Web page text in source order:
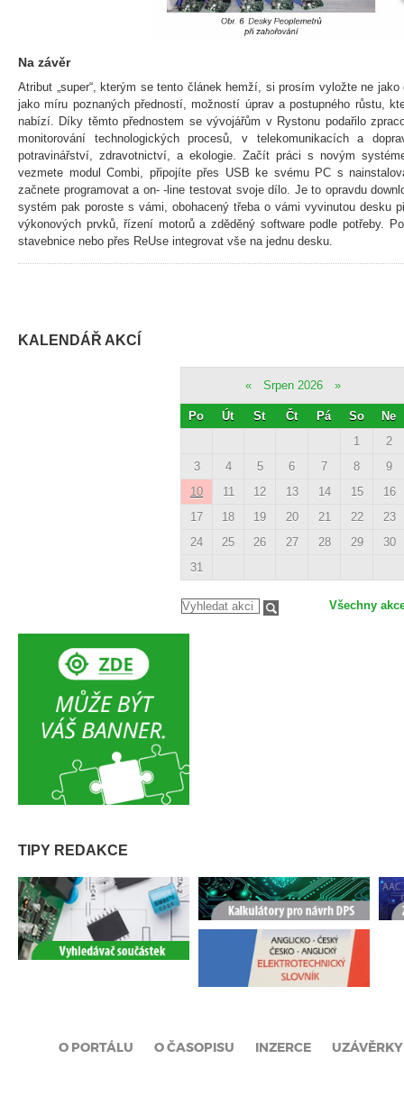
Na závěr
Atribut „super“, kterým se tento článek hemží, si prosím vyložte ne
jako míru poznaných předností, možností úprav a postupného růstu,
nabízí. Díky těmto přednostem se vývojářům v Rystonu podařilo
monitorování technologických procesů, v telekomunikacích a
potravinářství, zdravotnictví, a ekologie. Začít práci s novým
vezmete modul Combi, připojíte přes USB ke svému PC s
začnete programovat a on- -line testovat svoje dílo. Je to opravdu
systém pak poroste s vámi, obohacený třeba o vámi vyvinutou desku
výkonových prvků, řízení motorů a zděděný software podle potřeby.
stavebnice nebo přes ReUse integrovat vše na jednu desku.
KALENDÁŘ AKCÍ
« Srpen 2026 »
Po Út St Čt Pá So
Ne
1
2
3
4 5 6 7 8
9
10
11 12 13 14 15
16
17
18 19 20 21 22
23
24
25 26 27 28 29
30
31
Všechny
TIPY REDAKCE
O PORTÁLU O ČASOPISU INZERCE UZÁVĚRKY